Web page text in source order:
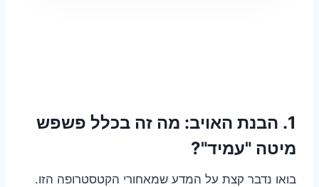
1. הבנת האויב: מה זה בכלל פשפש
מיטה "עמיד"?
בואו נדבר קצת על המדע שמאחורי הקטסטרופה הזו.